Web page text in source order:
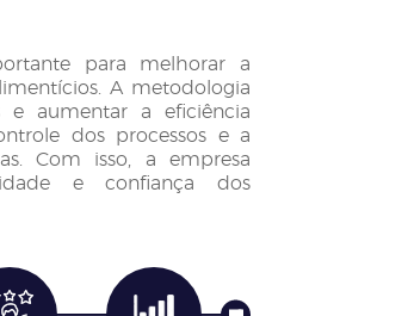
para melhorar a
A metodologia
e aumentar a eficiência
dos processos e a
Com isso, a empresa
e confiança dos